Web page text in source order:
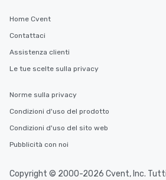
Home Cvent
Contattaci
Assistenza clienti
Le tue scelte sulla privacy
Norme sulla privacy
Condizioni d'uso del prodotto
Condizioni d'uso del sito web
Pubblicità con noi
Copyright © 2000-2026 Cvent, Inc.